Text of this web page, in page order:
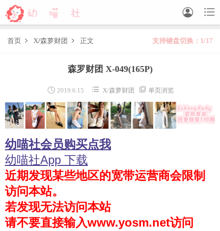


FREE LOVEPLUS R15 SSR
森萝财团视频
木花琳琳是勇者写真 木花琳琳是勇者视频
风之领域
喵写真
轻兰映画
首页  X/森萝财团  正文 支持键盘切换：1/17
森罗财团 X-049(165P)
 2019.6.15  X/森萝财团  单页浏览
幼喵社会员购买点我
幼喵社App 下载
近期发现某些地区的宽带运营商会限制
访问本站。
若发现无法访问本站
请不要直接输入www.yosm.net访问